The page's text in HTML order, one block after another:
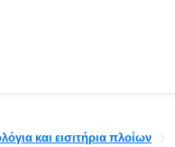
και εισιτήρια πλοίων